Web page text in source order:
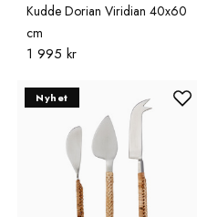
Kudde Dorian Viridian 40x60
cm
1 995 kr
Nyhet